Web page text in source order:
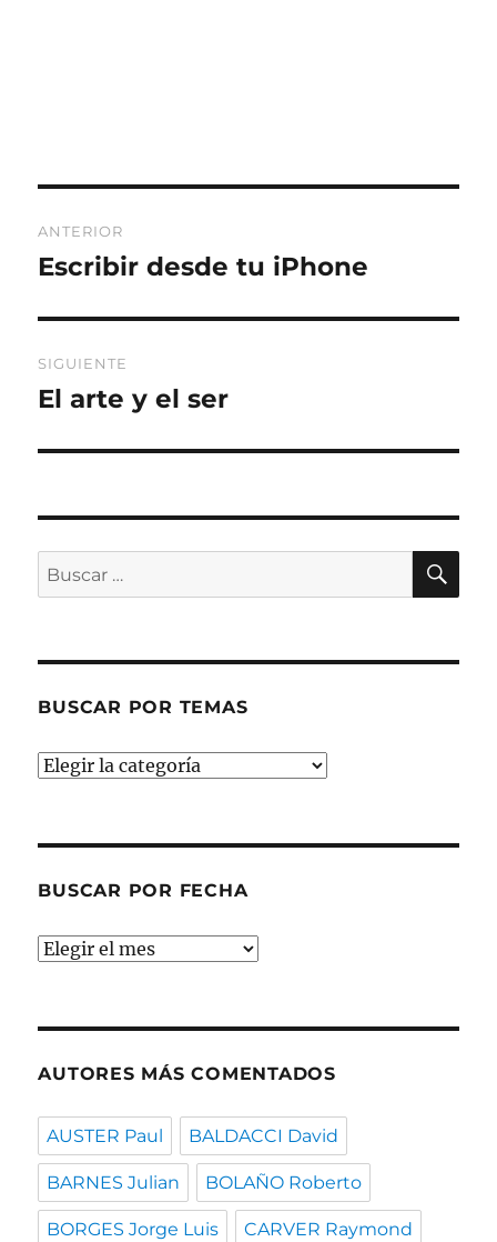
de
ANTERIOR
Entrada
Escribir desde tu iPhone
SIGUIENTE
Entrada
El arte y el ser
Buscar
por:
BUSCAR POR TEMAS
Buscar
BUSCAR POR FECHA
Buscar
AUTORES MÁS COMENTADOS
AUSTER Paul BALDACCI David
BARNES Julian BOLAÑO Roberto
BORGES Jorge Luis CARVER Raymond